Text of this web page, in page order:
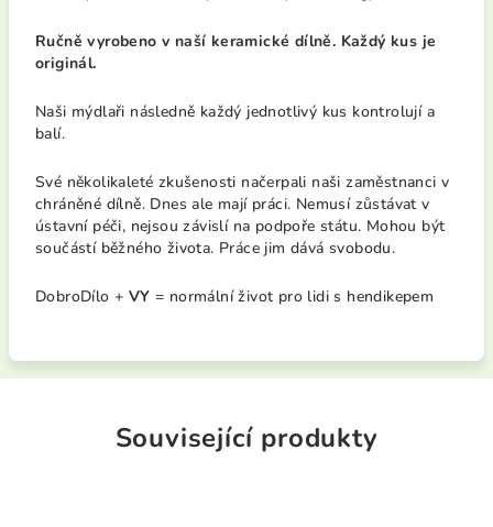
Ručně vyrobeno v naší keramické dílně. Každý kus je
originál.
Naši mýdlaři následně každý jednotlivý kus kontrolují a
balí.
Své několikaleté zkušenosti načerpali naši zaměstnanci v
chráněné dílně. Dnes ale mají práci. Nemusí zůstávat v
ústavní péči, nejsou závislí na podpoře státu. Mohou být
součástí běžného života. Práce jim dává svobodu.
DobroDílo + VY = normální život pro lidi s hendikepem
Související produkty